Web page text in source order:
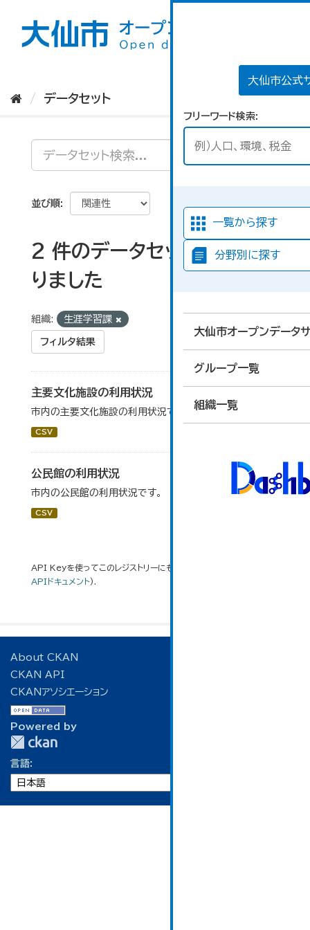
大仙市公式
フリーワード検索
一覧から探す
分野別に探す
大仙市オープンデータ
グループ一覧
組織一覧
データセット
並び順
2 件のデータセットが見つか
りました
組織: 生涯学習課
フィルタ結果
主要文化施設の利用状況
市内の主要文化施設の利用状況です。
CSV
公民館の利用状況
市内の公民館の利用状況です。
CSV
API Keyを使ってこのレジストリーにもアクセス可能です
APIドキュメント).
About CKAN
CKAN API
CKANアソシエーション
Powered by
言語